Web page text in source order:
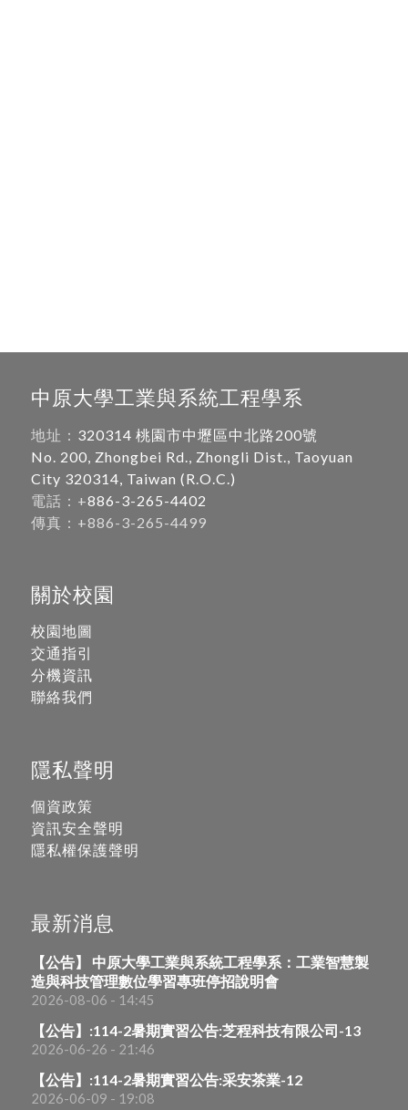
中原大學工業與系統工程學系
地址： 320314 桃園市中壢區中北路200號
No. 200, Zhongbei Rd., Zhongli Dist., Taoyuan
City 320314, Taiwan (R.O.C.)
電話：+886-3-265-4402
傳真：+886-3-265-4499
關於校園
校園地圖
交通指引
分機資訊
聯絡我們
隱私聲明
個資政策
資訊安全聲明
隱私權保護聲明
最新消息
【公告】 中原大學工業與系統工程學系：工業智慧製
造與科技管理數位學習專班停招說明會
2026-08-06 - 14:45
【公告】:114-2暑期實習公告:芝程科技有限公司-13
2026-06-26 - 21:46
【公告】:114-2暑期實習公告:采安茶業-12
2026-06-09 - 19:08